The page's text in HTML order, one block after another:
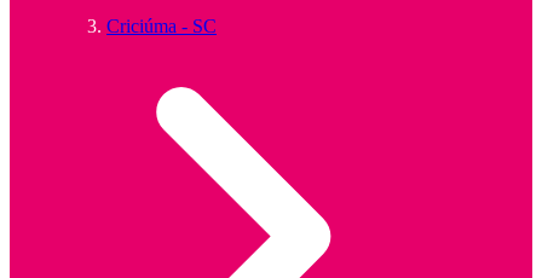
Criciúma - SC